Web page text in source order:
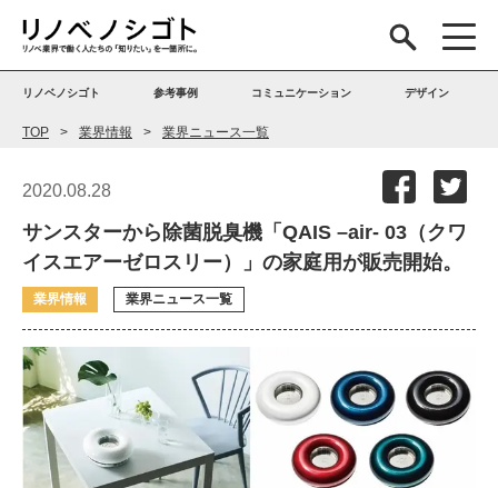
リノベノシゴト 参考事例 コミュニケーション デザイン
TOP 業界情報 業界ニュース一覧
2020.08.28
サンスターから除菌脱臭機「QAIS –air- 03（クワ
イスエアーゼロスリー）」の家庭用が販売開始。
業界情報 業界ニュース一覧